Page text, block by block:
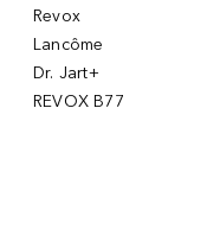
Revox
Lancôme
Dr. Jart+
REVOX B77